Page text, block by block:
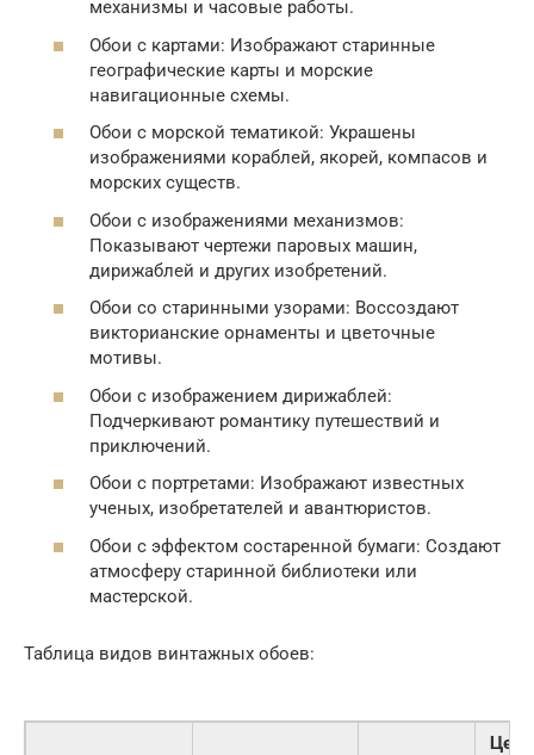
механизмы и часовые работы.
Обои с картами: Изображают старинные
географические карты и морские
навигационные схемы.
Обои с морской тематикой: Украшены
изображениями кораблей, якорей, компасов и
морских существ.
Обои с изображениями механизмов:
Показывают чертежи паровых машин,
дирижаблей и других изобретений.
Обои со старинными узорами: Воссоздают
викторианские орнаменты и цветочные
мотивы.
Обои с изображением дирижаблей:
Подчеркивают романтику путешествий и
приключений.
Обои с портретами: Изображают известных
ученых, изобретателей и авантюристов.
Обои с эффектом состаренной бумаги: Создают
атмосферу старинной библиотеки или
мастерской.
Таблица видов винтажных обоев:
Цена